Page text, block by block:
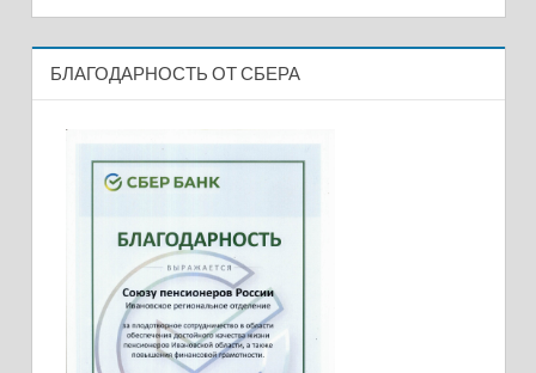
БЛАГОДАРНОСТЬ ОТ СБЕРА